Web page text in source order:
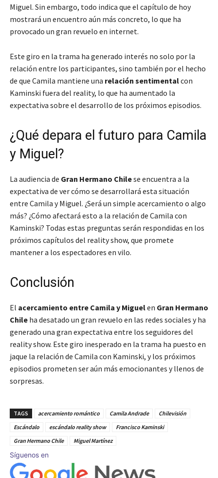
Miguel. Sin embargo, todo indica que el capítulo de hoy
mostrará un encuentro aún más concreto, lo que ha
provocado un gran revuelo en internet.
Este giro en la trama ha generado interés no solo por la
relación entre los participantes, sino también por el hecho
de que Camila mantiene una relación sentimentalcon
Kaminski fuera del reality, lo que ha aumentado la
expectativa sobre el desarrollo de los próximos episodios.
¿Qué depara el futuro para Camila
y Miguel?
La audiencia de Gran Hermano Chilese encuentra a la
expectativa de ver cómo se desarrollará esta situación
entre Camila y Miguel. ¿Será un simple acercamiento o algo
más? ¿Cómo afectará esto a la relación de Camila con
Kaminski? Todas estas preguntas serán respondidas en los
próximos capítulos del reality show, que promete
mantener a los espectadores en vilo.
Conclusión
El acercamiento entre Camila y Miguelen Gran Hermano
Chile ha desatado un gran revuelo en las redes sociales y ha
generado una gran expectativa entre los seguidores del
reality show. Este giro inesperado en la trama ha puesto en
jaque la relación de Camila con Kaminski, y los próximos
episodios prometen ser aún más emocionantes y llenos de
sorpresas.
TAGS acercamiento romántico Camila Andrade
Chilevisión
Escándalo
escándalo reality show
Francisco Kaminski
Gran Hermano Chile
Miguel Martínez
Síguenos en